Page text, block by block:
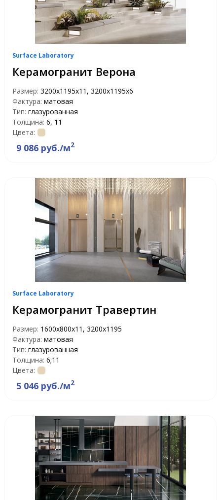
Surface Laboratory
Керамогранит Верона
Размер: 3200х1195х11, 3200х1195х6
Фактура: матовая
Тип: глазурованная
Толщина: 6, 11
Цвета:
9 086 руб./м2
Surface Laboratory
Керамогранит Травертин
Размер: 1600х800х11, 3200x1195
Фактура: матовая
Тип: глазурованная
Толщина: 6;11
Цвета:
5 046 руб./м2